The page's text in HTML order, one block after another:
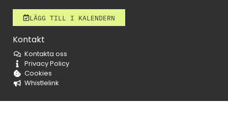
LÄGG TILL I KALENDERN
Kontakt
Kontakta oss
Privacy Policy
Cookies
Whistlelink